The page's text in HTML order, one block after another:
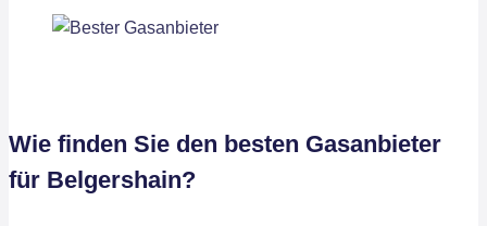
Wie finden Sie den besten Gasanbieter
für Belgershain?